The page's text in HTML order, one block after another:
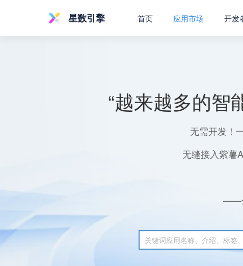
星数引擎 首页 应用市场 开发
“越来越多的智
无需开发！
无缝接入紫薯
——